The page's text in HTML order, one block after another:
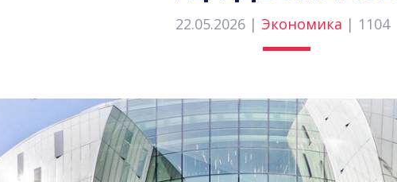
22.05.2026 | Экономика | 1104